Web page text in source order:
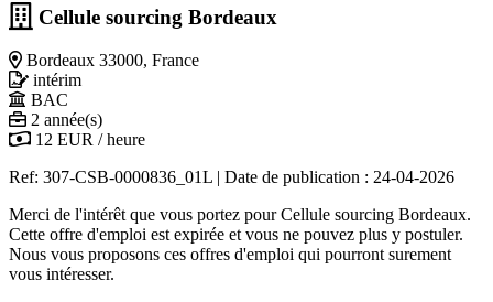
Cellule sourcing Bordeaux
Bordeaux 33000, France
intérim
BAC
2 année(s)
12 EUR / heure
Ref: 307-CSB-0000836_01L | Date de publication : 24-04-2026
Merci de l'intérêt que vous portez pour Cellule sourcing Bordeaux.
Cette offre d'emploi est expirée et vous ne pouvez plus y postuler.
Nous vous proposons ces offres d'emploi qui pourront surement
vous intéresser.